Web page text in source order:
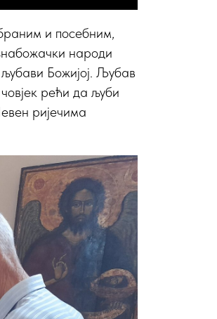
и посебним,
народи
Божијој. Љубав
рећи да љуби
ријечима